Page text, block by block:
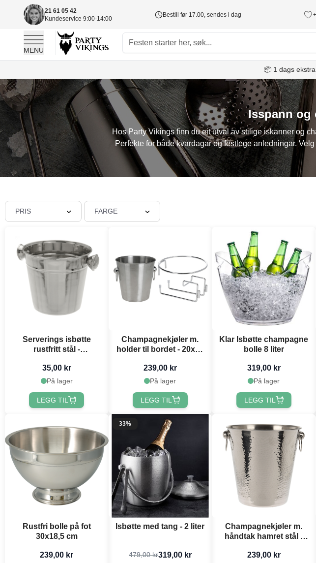
21 61 05 42
Kundeservice 9:00-14:00
Bestill før 17.00, sendes i dag
MENU
📦 1 dags
Isspann og
Hos Party Vikings finn du eit utval av stilige iskanner og
Perfekte for både kvardagar og festlege anledningar.
PRIS FARGE
Serverings isbøtte
rustfritt stål -
35,00 kr
På lager
LEGG TIL
Champagnekjøler m.
holder til bordet - 20x20
239,00 kr
På lager
LEGG TIL
Klar Isbøtte champagne
bolle 8 liter
319,00 kr
På lager
LEGG TIL
Rustfri bolle på fot
30x18,5 cm
239,00 kr
33%
Isbøtte med tang - 2 liter
479,00 kr319,00 kr
Champagnekjøler m.
håndtak hamret stål -
239,00 kr